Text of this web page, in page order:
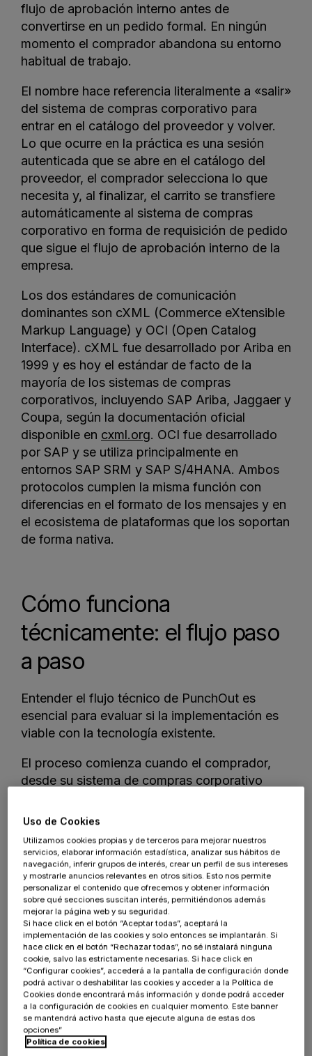
flujo de aprobación interno antes de
convertirse en un pedido formal. En ningún
momento el comprador abandona su entorno
habitual de trabajo.
El nombre hace referencia literalmente a «salir»
del sistema de compras corporativo para
entrar en el catálogo del proveedor y volver.
Lo que ocurre en la práctica es una sesión
autenticada que se abre en el catálogo del
proveedor, el comprador selecciona lo que
necesita y, al finalizar, el carrito se transfiere
automáticamente al sistema de compras
corporativo en forma de requisición de pedido
que sigue el flujo de aprobación interno de la
empresa.
Los dos estándares de comunicación
dominantes son cXML (Commerce eXtensible
Markup Language) y OCI (Open Catalog
Interface). cXML fue desarrollado por Ariba en
1999 y es hoy el estándar de facto de la
mayoría de los sistemas de compras
corporativos, incluyendo SAP Ariba, Jaggaer y
Coupa, según la documentación oficial
disponible en cxml.org. OCI fue desarrollado
por SAP y se utiliza principalmente en
entornos SAP SRM y SAP S/4HANA. Ambos
protocolos cumplen la misma función con
diferencias en el formato de los mensajes y en
el ecosistema de plataformas que los soportan
de forma nativa.
Cómo funciona
técnicamente: el flujo paso
a paso
Entender el flujo técnico de PunchOut es
esencial para evaluar si la implementación es
viable con la tecnología existente.
El proceso comienza cuando el comprador,
desde su sistema de compras corporativo
Jaggaer u otro), accede al catálogo de un
configurado.
En ese momento, el sistema de compras
genera un mensaje cXML de tipo
PunchOutSetupRequest que contiene las
credenciales del comprador, el identificador de
la sesión y los parámetros de la conexión, y lo
envía al endpoint PunchOut del proveedor. El
servidor del proveedor autentica la solicitud,
crea una sesión de compra personalizada para
ese comprador con sus precios contractuales,
su catálogo habilitado y sus condiciones
Uso de Cookies
Utilizamos cookies propias y de terceros para mejorar nuestros
servicios, elaborar información estadística, analizar sus hábitos de
navegación, inferir grupos de interés, crear un perfil de sus intereses
y mostrarle anuncios relevantes en otros sitios. Esto nos permite
personalizar el contenido que ofrecemos y obtener información
sobre qué secciones suscitan interés, permitiéndonos además
mejorar la página web y su seguridad.
Si hace click en el botón “Aceptar todas”, aceptará la
implementación de las cookies y solo entonces se implantarán. Si
hace click en el botón “Rechazar todas”, no sé instalará ninguna
cookie, salvo las estrictamente necesarias. Si hace click en
“Configurar cookies”, accederá a la pantalla de configuración donde
podrá activar o deshabilitar las cookies y acceder a la Política de
Cookies donde encontrará más información y donde podrá acceder
a la configuración de cookies en cualquier momento. Este banner
se mantendrá activo hasta que ejecute alguna de estas dos
opciones”
Política de cookies